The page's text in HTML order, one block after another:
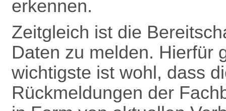
erkennen.
Zeitgleich ist die
Daten zu melden. Hierfür
wichtigste ist wohl, dass
Rückmeldungen der